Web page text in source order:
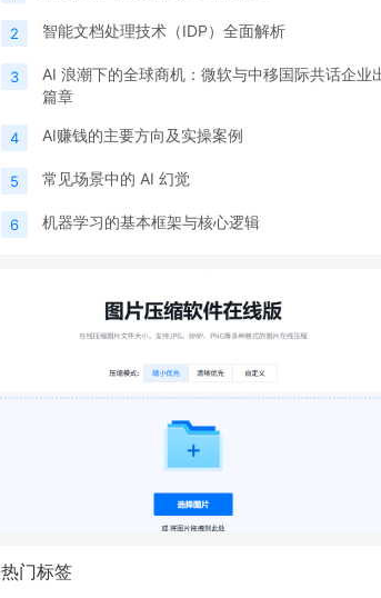
2 智能文档处理技术（IDP）全面解析
3
AI 浪潮下的全球商机：微软与中移国际共话企业
篇章
4 AI赚钱的主要方向及实操案例
5 常见场景中的 AI 幻觉
6 机器学习的基本框架与核心逻辑
热门标签